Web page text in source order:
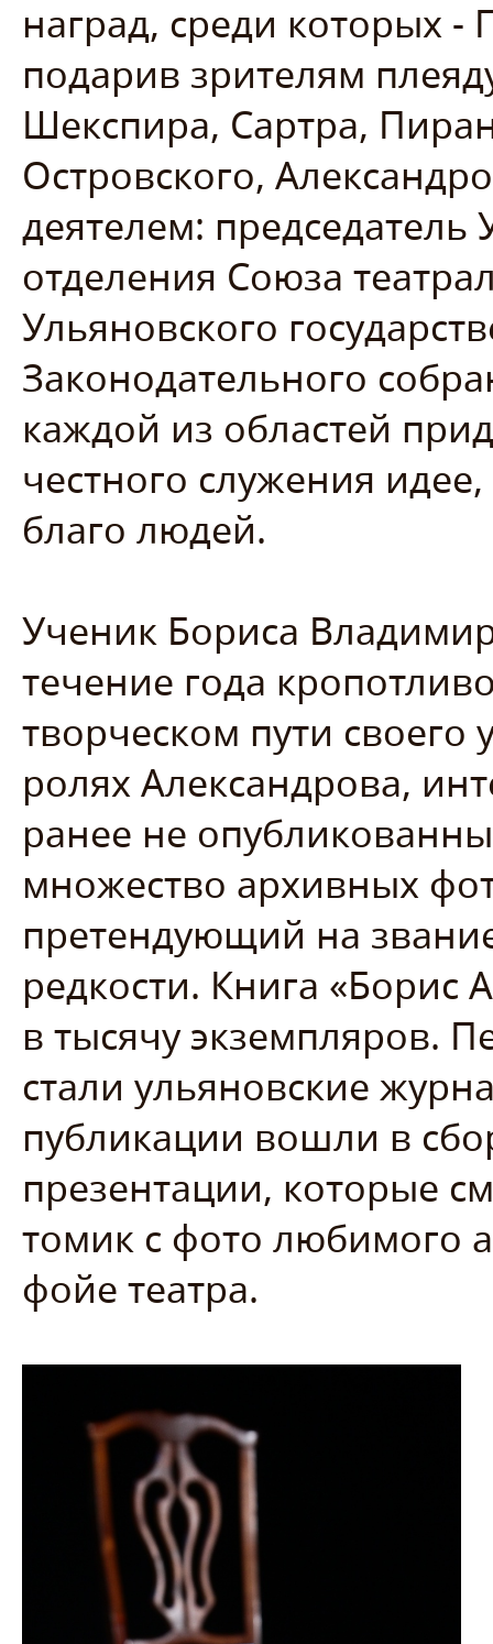
наград, среди которых -
подарив зрителям
Шекспира, Сартра,
Островского,
деятелем: председатель
отделения Союза
Ульяновского
Законодательного
каждой из областей
честного служения
благо людей.
Ученик Бориса
течение года
творческом пути своего
ролях Александрова,
ранее не
множество архивных
претендующий на
редкости. Книга
в тысячу экземпляров.
стали ульяновские
публикации вошли в
презентации, которые
томик с фото любимого
фойе театра.